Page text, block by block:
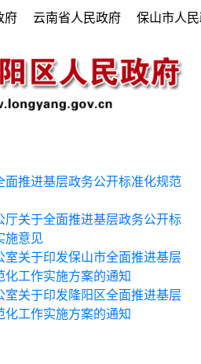
府 云南省人民政府 保山市人
面推进基层政务公开标准化规范
厅关于全面推进基层政务公开标
施意见
室关于印发保山市全面推进基层
工作实施方案的通知
室关于印发隆阳区全面推进基层
工作实施方案的通知